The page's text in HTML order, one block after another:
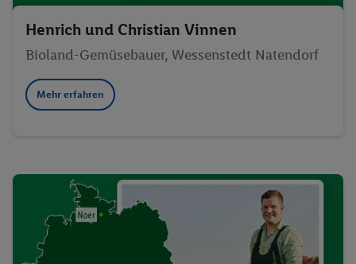
Henrich und Christian Vinnen
Bioland-Gemüsebauer, Wessenstedt Natendorf
Mehr erfahren